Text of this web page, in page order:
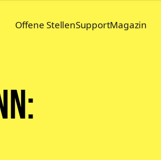
Offene StellenSupportMagazin